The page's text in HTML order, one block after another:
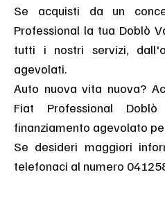
Se acquisti da un
Professional la tua Doblò Van potrai inoltre fruire di
tutti i nostri servizi,
agevolati.
Auto nuova vita nuova?
Fiat Professional
finanziamento agevolato
Se desideri maggiori
telefonaci al numero